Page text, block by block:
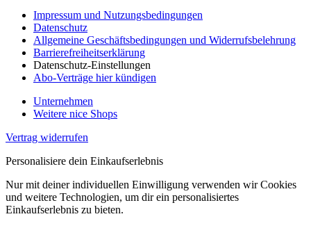
Impressum und Nutzungsbedingungen
Datenschutz
Allgemeine Geschäftsbedingungen und Widerrufsbelehrung
Barrierefreiheitserklärung
Datenschutz-Einstellungen
Abo-Verträge hier kündigen
Unternehmen
Weitere nice Shops
Vertrag widerrufen
Personalisiere dein Einkaufserlebnis
Nur mit deiner individuellen Einwilligung verwenden wir Cookies
und weitere Technologien, um dir ein personalisiertes
Einkaufserlebnis zu bieten.